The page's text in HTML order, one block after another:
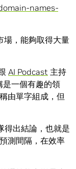
names-
場，能夠取得大量
AI Podcast 主持
是一個有趣的領
由單字組成，但
得出結論，也就是
測間隔，在效率